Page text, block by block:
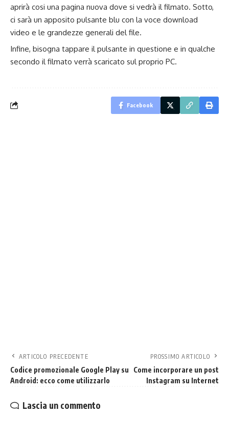
aprirà cosi una pagina nuova dove si vedrà il filmato. Sotto,
ci sarà un apposito pulsante blu con la voce download
video e le grandezze generali del file.
Infine, bisogna tappare il pulsante in questione e in qualche
secondo il filmato verrà scaricato sul proprio PC.
Facebook
ARTICOLO PRECEDENTE
Codice promozionale Google Play su
Android: ecco come utilizzarlo
PROSSIMO ARTICOLO
Come incorporare un post
Instagram su Internet
Lascia un commento